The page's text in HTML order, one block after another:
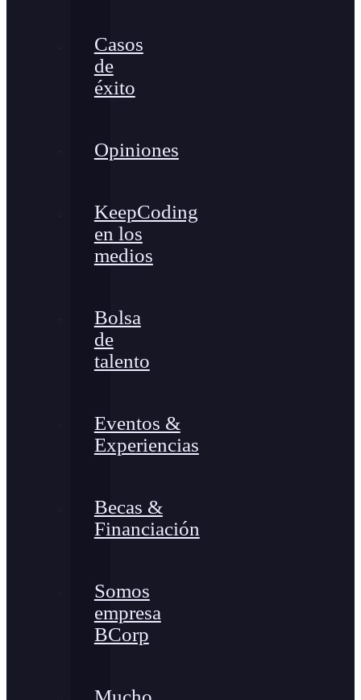
Casos
de
éxito
Opiniones
KeepCoding
en los
medios
Bolsa
de
talento
Eventos &
Experiencias
Becas &
Financiación
Somos
empresa
BCorp